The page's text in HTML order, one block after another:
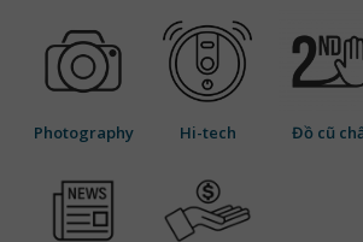
Photography Hi-tech Đồ cũ